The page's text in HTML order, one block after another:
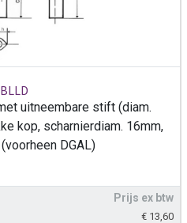
uitneembare stift (diam.
kop, scharnierdiam. 16mm,
DGAL)
Prijs ex btw
€ 13,60